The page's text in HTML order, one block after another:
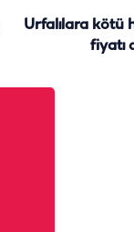
Urfalılara kötü
fiyatı